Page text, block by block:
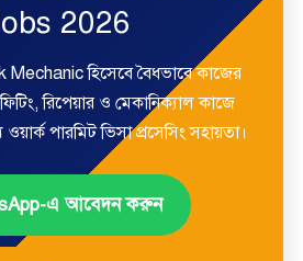
2026
Mechanic হিসেবে বৈধভাবে কাজের
রিপেয়ার ও মেকানিক্যাল কাজে
ওয়ার্ক পারমিট ভিসা প্রসেসিং সহায়তা।
এ আবেদন করুন